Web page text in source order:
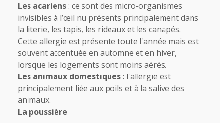
Les acariens: ce sont des micro-organismes
invisibles à l’œil nu présents principalement dans
la literie, les tapis, les rideaux et les canapés.
Cette allergie est présente toute l'année mais est
souvent accentuée en automne et en hiver,
lorsque les logements sont moins aérés.
Les animaux domestiques: l'allergie est
principalement liée aux poils et à la salive des
animaux.
La poussière